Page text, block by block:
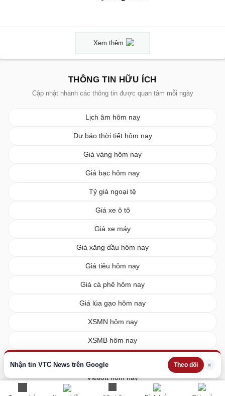
Nhận tin VTC News trên Google Theo dõi ×
Xem thêm
THÔNG TIN HỮU ÍCH
Cập nhật nhanh các thông tin được quan tâm mỗi ngày
Lịch âm hôm nay
Dự báo thời tiết hôm nay
Giá vàng hôm nay
Giá bạc hôm nay
Tỷ giá ngoại tệ
Giá xe ô tô
Giá xe máy
Giá xăng dầu hôm nay
Giá tiêu hôm nay
Giá cà phê hôm nay
Giá lúa gạo hôm nay
XSMN hôm nay
XSMB hôm nay
Vietlott hôm nay